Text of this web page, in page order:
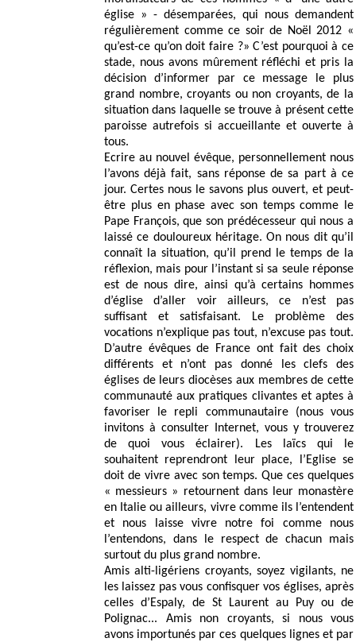
église » - désemparées, qui nous demandent
régulièrement comme ce soir de Noël 2012 «
qu’est-ce qu’on doit faire ?» C’est pourquoi à ce
stade, nous avons mûrement réfléchi et pris la
décision d’informer par ce message le plus
grand nombre, croyants ou non croyants, de la
situation dans laquelle se trouve à présent cette
paroisse autrefois si accueillante et ouverte à
tous.
Ecrire au nouvel évêque, personnellement nous
l’avons déjà fait, sans réponse de sa part à ce
jour. Certes nous le savons plus ouvert, et peut-
être plus en phase avec son temps comme le
Pape François, que son prédécesseur qui nous a
laissé ce douloureux héritage. On nous dit qu’il
connaît la situation, qu’il prend le temps de la
réflexion, mais pour l’instant si sa seule réponse
est de nous dire, ainsi qu’à certains hommes
d’église d’aller voir ailleurs, ce n’est pas
suffisant et satisfaisant. Le problème des
vocations n’explique pas tout, n’excuse pas tout.
D’autre évêques de France ont fait des choix
différents et n’ont pas donné les clefs des
églises de leurs diocèses aux membres de cette
communauté aux pratiques clivantes et aptes à
favoriser le repli communautaire (nous vous
invitons à consulter Internet, vous y trouverez
de quoi vous éclairer). Les laïcs qui le
souhaitent reprendront leur place, l’Eglise se
doit de vivre avec son temps. Que ces quelques
« messieurs » retournent dans leur monastère
en Italie ou ailleurs, vivre comme ils l’entendent
et nous laisse vivre notre foi comme nous
l’entendons, dans le respect de chacun mais
surtout du plus grand nombre.
Amis alti-ligériens croyants, soyez vigilants, ne
les laissez pas vous confisquer vos églises, après
celles d’Espaly, de St Laurent au Puy ou de
Polignac... Amis non croyants, si nous vous
avons importunés par ces quelques lignes et par